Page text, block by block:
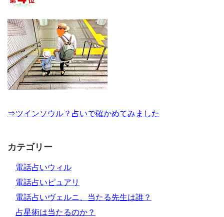
⇒ツインソウル？占いで確かめてみました
カテゴリー
電話占いウィル
電話占いピュアリ
電話占いヴェルニ、当たる先生は誰？
占星術は当たるのか？